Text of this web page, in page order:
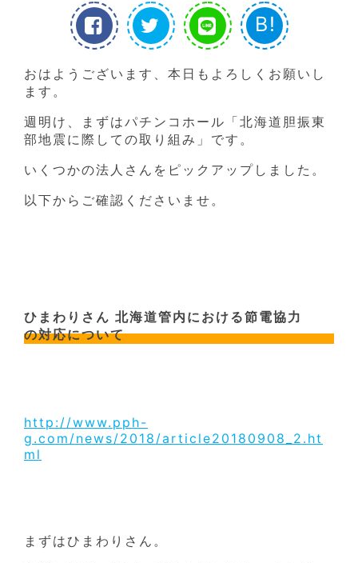
B!
おはようございます、本日もよろしくお願いし
ます。
週明け、まずはパチンコホール「北海道胆振東
部地震に際しての取り組み」です。
いくつかの法人さんをピックアップしました。
以下からご確認くださいませ。
ひまわりさん 北海道管内における節電協力
の対応について
http://www.pph-
g.com/news/2018/article20180908_2.ht
ml
まずはひまわりさん。